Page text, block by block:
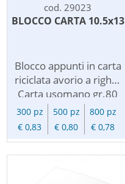
cod. 29023
BLOCCO CARTA 10.5x13
Blocco appunti in carta
riciclata avorio a righe.
Carta usomano gr.80
con cartoncino. 150 ca
fogli incollati su un
lato. Copertina in
300 pz 500 pz
800 pz
€ 0,83
€ 0,80 € 0,78